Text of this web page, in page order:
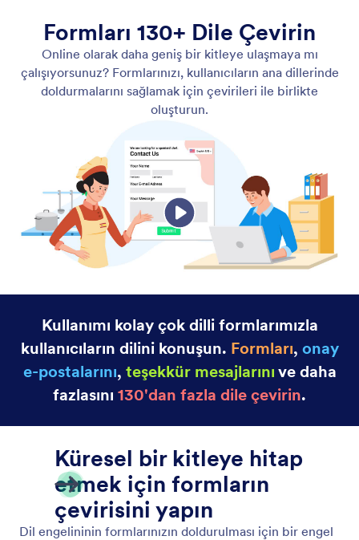
Formları 130+ Dile Çevirin
Online olarak daha geniş bir kitleye ulaşmaya mı
çalışıyorsunuz? Formlarınızı, kullanıcıların ana dillerinde
doldurmalarını sağlamak için çevirileri ile birlikte
oluşturun.
Kullanımı kolay çok dilli formlarımızla
kullanıcıların dilini konuşun. Formları, onay
e-postalarını, teşekkür mesajlarınıve daha
fazlasını 130'dan fazla dile çevirin.
Küresel bir kitleye hitap
etmek için formların
çevirisini yapın
Dil engelininin formlarınızın doldurulması için bir engel